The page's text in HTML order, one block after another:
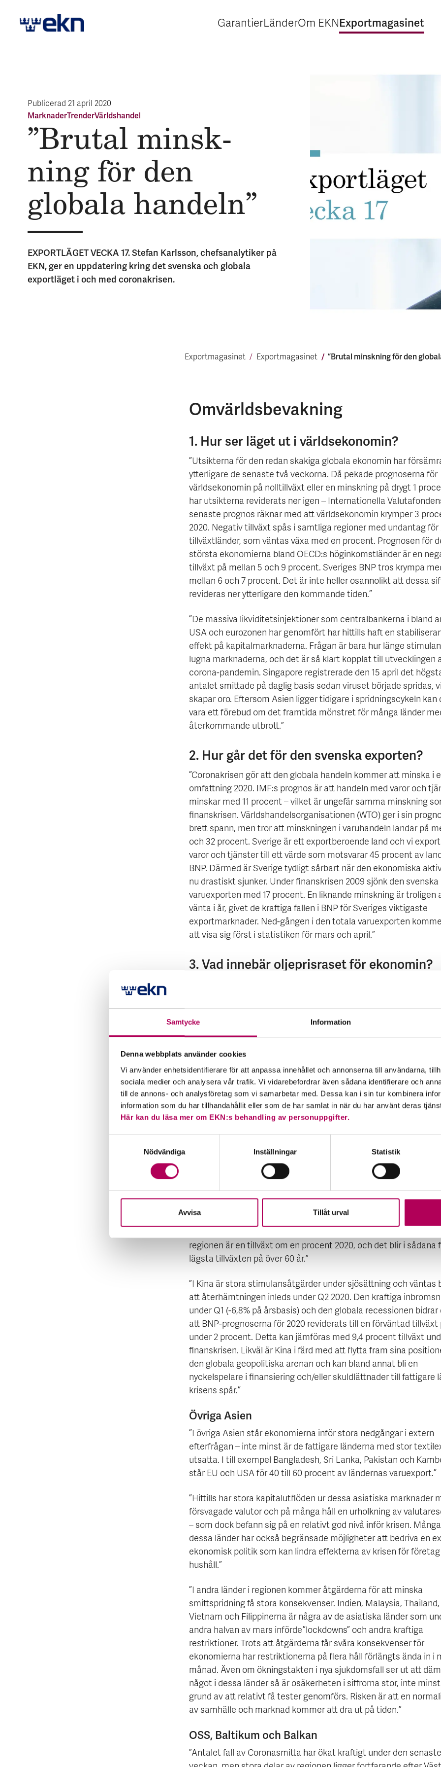
Samtycke Information
Denna webbplats använder cookies
Vi använder enhetsidentifierare för att anpassa innehållet och annonserna till användarna,
sociala medier och analysera vår trafik. Vi vidarebefordrar även sådana identifierare och
till de annons- och analysföretag som vi samarbetar med. Dessa kan i sin tur kombinera
information som du har tillhandahållit eller som de har samlat in när du har använt deras
Här kan du läsa mer om EKN:s behandling av personuppgifter.
Nödvändiga
Inställningar Statistik
Avvisa Tillåt urval
GarantierExpandera Garantier
LänderExpandera Länder
Om EKNExpandera Om EKN
Exportmagasinet
Expandera
Publicerad 21 april 2020
MarknaderTrenderVärldshandel
”Brutal minsk­
ning för den
globala handeln”
EXPORTLÄGET VECKA 17. Stefan Karlsson, chefsanalytiker på
EKN, ger en uppdatering kring det svenska och globala
exportläget i och med coronakrisen.
Exportmagasinet Export­magasinet ”Brutal minsk­ning för den
Omvärldsbevakning
1. Hur ser läget ut i världsekonomin?
”Utsikterna för den redan skakiga globala ekonomin har
ytterligare de senaste två veckorna. Då pekade prognoserna för
världsekonomin på nolltillväxt eller en minskning på drygt 1
har utsikterna reviderats ner igen – Internationella
senaste prognos räknar med att världsekonomin krymper 3
2020. Negativ tillväxt spås i samtliga regioner med undantag för
tillväxtländer, som väntas växa med en procent. Prognosen för
största ekonomierna bland OECD:s höginkomstländer är en
tillväxt på mellan 5 och 9 procent. Sveriges BNP tros krympa
mellan 6 och 7 procent. Det är inte heller osannolikt att dessa
revideras ner ytterligare den kommande tiden.”
”De massiva likviditetsinjektioner som centralbankerna i bland
USA och eurozonen har genomfört har hittills haft en
effekt på kapitalmarknaderna. Frågan är bara hur länge
lugna marknaderna, och det är så klart kopplat till utvecklingen
corona-pandemin. Singapore registrerade den 15 april det
antalet smittade på daglig basis sedan viruset började spridas,
skapar oro. Eftersom Asien ligger tidigare i spridningscykeln kan
vara ett förebud om det framtida mönstret för många länder
återkommande utbrott.”
2. Hur går det för den svenska exporten?
”Coronakrisen gör att den globala handeln kommer att minska i
omfattning 2020. IMF:s prognos är att handeln med varor och
minskar med 11 procent – vilket är ungefär samma minskning
finanskrisen. Världshandelsorganisationen (WTO) ger i sin
brett spann, men tror att minskningen i varuhandeln landar på
och 32 procent. Sverige är ett exportberoende land och vi
varor och tjänster till ett värde som motsvarar 45 procent av
BNP. Därmed är Sverige tydligt sårbart när den ekonomiska
nu drastiskt sjunker. Under finanskrisen 2009 sjönk den svenska
varuexporten med 17 procent. En liknande minskning är troligen
vänta i år, givet de kraftiga fallen i BNP för Sveriges viktigaste
exportmarknader. Ned-gången i den totala varuexporten
att visa sig först i statistiken för mars och april.”
3. Vad innebär oljeprisraset för ekonomin?
lagringskapacitet. Priset på framtida leveranser sjunker
Konsumtionen kommer fortsatt att vara dämpad givet
av länder till följd av Covid 19. Högkostnadsproducenter
alltmer pressade och flera kommer att slås ut. Även om
Afrika, Mellanöstern och Ryssland också påverkas så är
mindre där. Men den prisnivå som har etablerats den senaste
med ett pris kring 30 USD per fat, är låg redan den. Fattiga
beroende av intäkter från oljeexport, exempelvis Angola, Nigeria
Algeriet upplever krympande valutaintjäning och en dämpad
aktivitet.”
4. Hur ser utvecklingen ut i världens
tillväxtregioner?
Kina
regionen är en tillväxt om en procent 2020, och det blir i sådana
lägsta tillväxten på över 60 år.”
”I Kina är stora stimulansåtgärder under sjösättning och väntas
att återhämtningen inleds under Q2 2020. Den kraftiga
under Q1 (-6,8% på årsbasis) och den globala recessionen
att BNP-prognoserna för 2020 reviderats till en förväntad tillväxt
under 2 procent. Detta kan jämföras med 9,4 procent tillväxt
finanskrisen. Likväl är Kina i färd med att flytta fram sina
den globala geopolitiska arenan och kan bland annat bli en
nyckelspelare i finansiering och/eller skuldlättnader till fattigare
krisens spår.”
Övriga Asien
”I övriga Asien står ekonomierna inför stora nedgångar i extern
efterfrågan – inte minst är de fattigare länderna med stor
utsatta. I till exempel Bangladesh, Sri Lanka, Pakistan och
står EU och USA för 40 till 60 procent av ländernas varuexport.”
”Hittills har stora kapitalutflöden ur dessa asiatiska marknader
försvagade valutor och på många håll en urholkning av
– som dock befann sig på en relativt god nivå inför krisen.
dessa länder har också begränsade möjligheter att bedriva en
ekonomisk politik som kan lindra effekterna av krisen för
hushåll.”
”I andra länder i regionen kommer åtgärderna för att minska
smittspridning få stora konsekvenser. Indien, Malaysia, Thailand,
Vietnam och Filippinerna är några av de asiatiska länder som
andra halvan av mars införde ”lockdowns” och andra kraftiga
restriktioner. Trots att åtgärderna får svåra konsekvenser för
ekonomierna har restriktionerna på flera håll förlängts ända in i
månad. Även om ökningstakten i nya sjukdomsfall ser ut att
något i dessa länder så är osäkerheten i siffrorna stor, inte
grund av att relativt få tester genomförs. Risken är att en
av samhälle och marknad kommer att dra ut på tiden.”
OSS, Baltikum och Balkan
”Antalet fall av Coronasmitta har ökat kraftigt under den senaste